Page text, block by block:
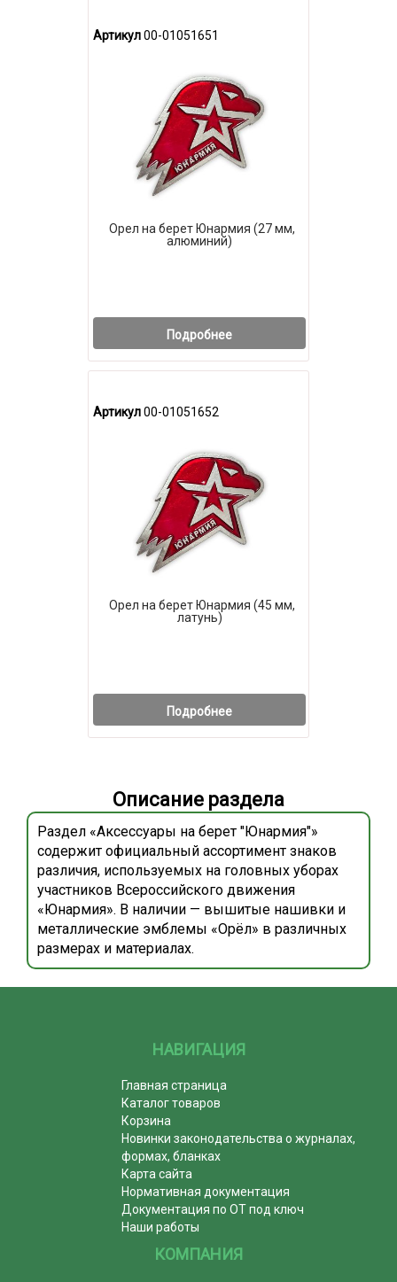
Артикул00-01051651
Орел на берет Юнармия (27 мм,
алюминий)
Подробнее
Артикул00-01051652
Орел на берет Юнармия (45 мм,
латунь)
Подробнее
Описание раздела
Раздел «Аксессуары на берет "Юнармия"»
содержит официальный ассортимент знаков
различия, используемых на головных уборах
участников Всероссийского движения
«Юнармия». В наличии — вышитые нашивки и
металлические эмблемы «Орёл» в различных
размерах и материалах.
НАВИГАЦИЯ
Главная страница
Каталог товаров
Корзина
Новинки законодательства о журналах,
формах, бланках
Карта сайта
Нормативная документация
Документация по ОТ под ключ
Наши работы
КОМПАНИЯ